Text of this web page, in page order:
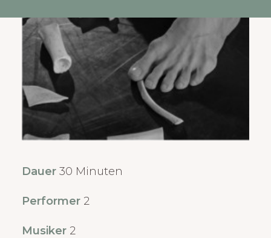
Dauer 30 Minuten
Performer 2
Musiker 2